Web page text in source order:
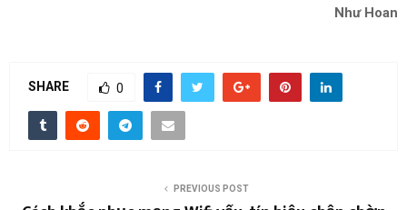
Như Hoan
SHARE 0
PREVIOUS POST